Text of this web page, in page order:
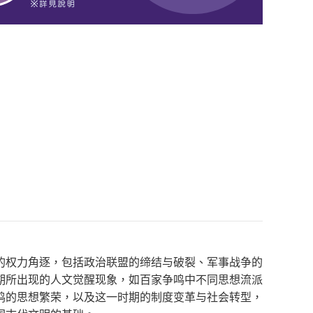
力角逐，包括政治联盟的缔结与破裂、军事战争的
出现的人文觉醒现象，如百家争鸣中不同思想流派
思想繁荣，以及这一时期的制度变革与社会转型，